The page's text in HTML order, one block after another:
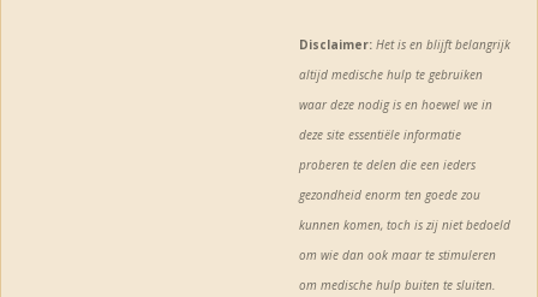
Disclaimer: Het is en blijft belangrijk
altijd medische hulp te gebruiken
waar deze nodig is en hoewel we in
deze site essentiële informatie
proberen te delen die een ieders
gezondheid enorm ten goede zou
kunnen komen, toch is zij niet bedoeld
om wie dan ook maar te stimuleren
om medische hulp buiten te sluiten.